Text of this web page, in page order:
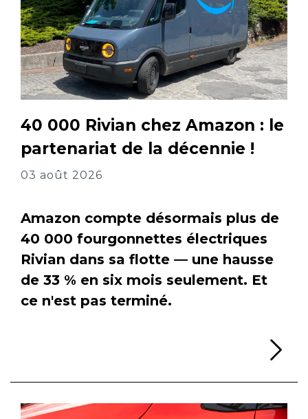
40 000 Rivian chez Amazon : le
partenariat de la décennie !
03 août 2026
Amazon compte désormais plus de
40 000 fourgonnettes électriques
Rivian dans sa flotte — une hausse
de 33 % en six mois seulement. Et
ce n'est pas terminé.